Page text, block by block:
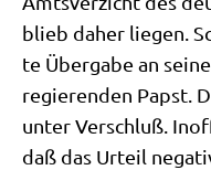
blieb daher lie­gen.
te Über­ga­be an
regie­ren­den Papst.
unter Ver­schluß.
daß das Urteil